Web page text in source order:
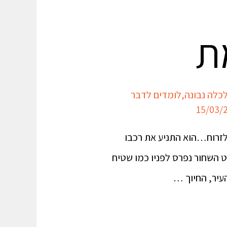
נבונה,לומדים לדבר
התניע את רכבו
השחור נפרס לפניו כמו שטיח
החיוך …